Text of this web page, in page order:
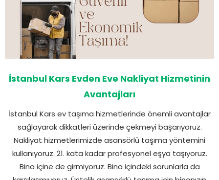
İstanbul Kars Evden Eve Nakliyat Hizmetinin
Avantajları
İstanbul Kars ev taşıma hizmetlerinde önemli avantajlar
sağlayarak dikkatleri üzerinde çekmeyi başarıyoruz.
Nakliyat hizmetlerimizde asansörlü taşıma yöntemini
kullanıyoruz. 21. kata kadar profesyonel eşya taşıyoruz.
Bina içine de girmiyoruz. Bina içindeki sorunlarla da